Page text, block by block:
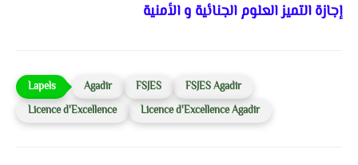
إجازة التميز العلوم الجنائية و الأمنية
Agadir FSJES
FSJES Agadir
Licence d'Excellence
Licence d'Excellence Agadir